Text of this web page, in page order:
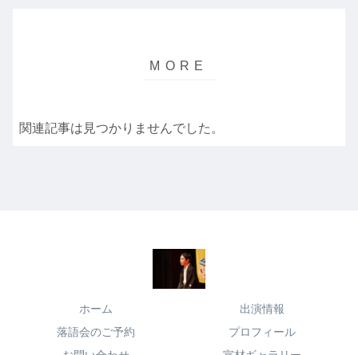
関連記事は見つかりませんでした。
ホーム
出演情報
落語会のご予約
プロフィール